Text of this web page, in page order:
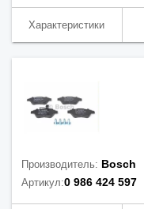
Характеристики
Производитель: Bosch
Артикул:0 986 424 597